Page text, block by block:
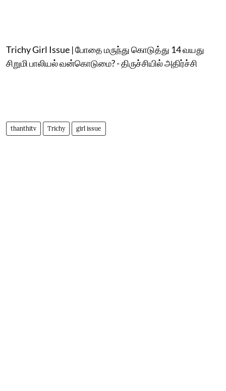
Trichy Girl Issue | போதை மருந்து கொடுத்து 14 வயது
சிறுமி பாலியல் வன்கொடுமை? - திருச்சியில் அதிர்ச்சி
thanthitv Trichy girl issue